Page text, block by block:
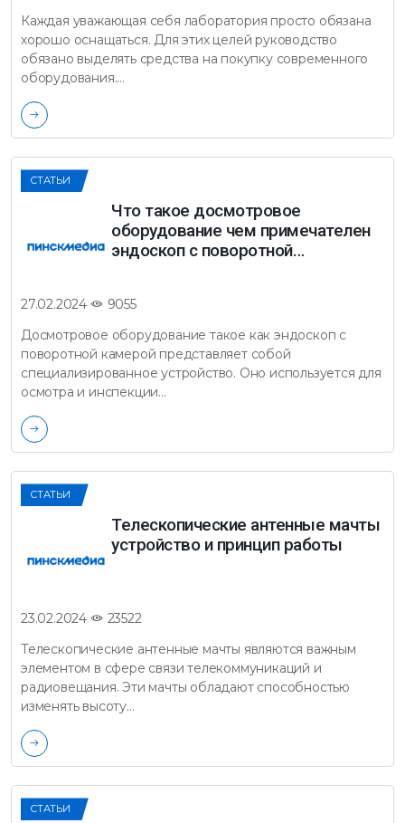
Каждая уважающая себя лаборатория просто обязана
хорошо оснащаться. Для этих целей руководство
обязано выделять средства на покупку современного
оборудования.…
СТАТЬИ
Что такое досмотровое
оборудование чем примечателен
эндоскоп с поворотной…
27.02.2024
9055
Досмотровое оборудование такое как эндоскоп с
поворотной камерой представляет собой
специализированное устройство. Оно используется для
осмотра и инспекции…
СТАТЬИ
Телескопические антенные мачты
устройство и принцип работы
23.02.2024
23522
Телескопические антенные мачты являются важным
элементом в сфере связи телекоммуникаций и
радиовещания. Эти мачты обладают способностью
изменять высоту…
СТАТЬИ